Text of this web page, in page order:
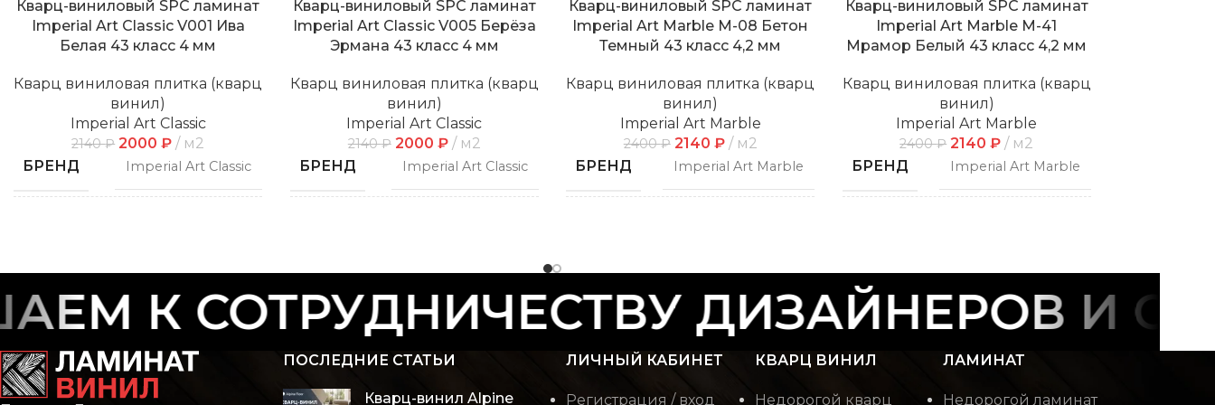
Кварц-виниловый SPC ламинат
Imperial Art Classic V001 Ива
Белая 43 класс 4 мм
Кварц виниловая плитка (кварц
винил)
Imperial Art Classic
2140₽ 2000₽
м2
БРЕНД
Imperial Art Classic
ФАСКА С фаской
РИСУНОК
Кварц-виниловый SPC ламинат
Imperial Art Classic V005 Берёза
Эрмана 43 класс 4 мм
Кварц виниловая плитка (кварц
винил)
Imperial Art Classic
2140₽ 2000 ₽
м2
БРЕНД
Imperial Art Classic
ФАСКА С фаской
РИСУНОК
Кварц-виниловый SPC ламинат
Imperial Art Marble M-08 Бетон
Темный 43 класс 4,2 мм
Кварц виниловая плитка (кварц
винил)
Imperial Art Marble
2400₽ 2140 ₽
м2
БРЕНД
Imperial Art Marble
ФАСКА С фаской
РИСУНОК
Плитка/Камень/
Кварц-виниловый SPC ламинат
Imperial Art Marble M-41
Мрамор Белый 43 класс 4,2 мм
Кварц виниловая плитка (кварц
винил)
Imperial Art Marble
2400₽ 2140₽
м2
БРЕНД
Imperial Art Marble
ФАСКА С фаской
РИСУНОК
Плитка/Камень/
ФАСКА
К СОТРУДНИЧЕСТВУ ДИЗАЙНЕРОВ И
ПОСЛЕДНИЕ СТАТЬИ
Кварц-винил Alpine
ЛИЧНЫЙ КАБИНЕТ
Регистрация / вход
КВАРЦ ВИНИЛ
Недорогой кварц
ЛАМИНАТ
Недорогой ламинат